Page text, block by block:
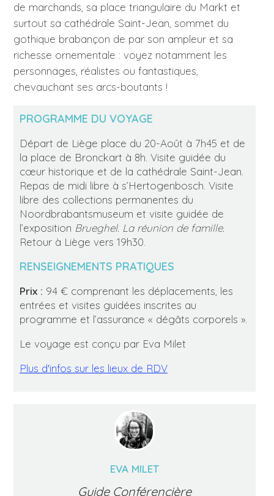
de marchands, sa place triangulaire du Markt et
surtout sa cathédrale Saint-Jean, sommet du
gothique brabançon de par son ampleur et sa
richesse ornementale : voyez notamment les
personnages, réalistes ou fantastiques,
chevauchant ses arcs-boutants !
PROGRAMME DU VOYAGE
Départ de Liège place du 20-Août à 7h45 et de
la place de Bronckart à 8h. Visite guidée du
cœur historique et de la cathédrale Saint-Jean.
Repas de midi libre à s’Hertogenbosch. Visite
libre des collections permanentes du
Noordbrabantsmuseum et visite guidée de
l’exposition Brueghel. La réunion de famille.
Retour à Liège vers 19h30.
RENSEIGNEMENTS PRATIQUES
Prix : 94 € comprenant les déplacements, les
entrées et visites guidées inscrites au
programme et l’assurance « dégâts corporels ».
Le voyage est conçu par Eva Milet
Plus d'infos sur les lieux de RDV
EVA MILET
Guide Conférencière